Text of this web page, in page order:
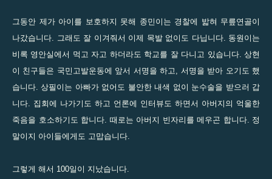
그동안 제가 아이를 보호하지 못해 종민이는 경찰에 밟혀 무릎연골이
나갔습니다. 그래도 잘 이겨줘서 이제 목발 없이도 다닙니다. 동원이는
비록 영안실에서 먹고 자고 하더라도 학교를 잘 다니고 있습니다. 상현
이 친구들은 국민고발운동에 앞서 서명을 하고, 서명을 받아 오기도 했
습니다. 상필이는 아빠가 없어도 불안한 내색 없이 눈수술을 받으러 갑
니다. 집회에 나가기도 하고 언론에 인터뷰도 하면서 아버지의 억울한
죽음을 호소하기도 합니다. 때로는 아버지 빈자리를 메우곤 합니다. 정
말이지 아이들에게도 고맙습니다.
그렇게 해서 100일이 지났습니다.